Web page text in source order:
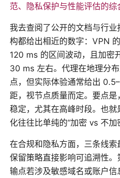
范、隐私保护与性能评估的综
我去查阅了公开的文档与行
构都给出相近的数字：VPN
120 ms 的区间波动，且加密
30 ms 左右。代理在地理分
点，但实际体验通常给出
距，视节点质量而定。要点
稳定，尤其在高峰时段。也
化往往比单纯的“加密 vs 不加
在合规和隐私方面，三条线
保留策略直接影响可追溯性
输点若涉及敏感域名或账户